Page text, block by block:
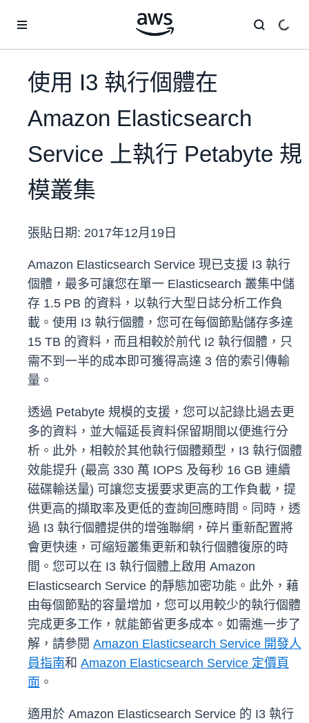
使用 I3 執行個體在
Amazon Elasticsearch
Service 上執行 Petabyte 規
模叢集
張貼日期: 2017年12月19日
Amazon Elasticsearch Service 現已支援 I3 執行
個體，最多可讓您在單一 Elasticsearch 叢集中儲
存 1.5 PB 的資料，以執行大型日誌分析工作負
載。使用 I3 執行個體，您可在每個節點儲存多達
15 TB 的資料，而且相較於前代 I2 執行個體，只
需不到一半的成本即可獲得高達 3 倍的索引傳輸
量。
透過 Petabyte 規模的支援，您可以記錄比過去更
多的資料，並大幅延長資料保留期間以便進行分
析。此外，相較於其他執行個體類型，I3 執行個體
效能提升 (最高 330 萬 IOPS 及每秒 16 GB 連續
磁碟輸送量) 可讓您支援要求更高的工作負載，提
供更高的擷取率及更低的查詢回應時間。同時，透
過 I3 執行個體提供的增強聯網，碎片重新配置將
會更快速，可縮短叢集更新和執行個體復原的時
間。您可以在 I3 執行個體上啟用 Amazon
Elasticsearch Service 的靜態加密功能。此外，藉
由每個節點的容量增加，您可以用較少的執行個體
完成更多工作，就能節省更多成本。如需進一步了
解，請參閱 Amazon Elasticsearch Service 開發人
員指南和 Amazon Elasticsearch Service 定價頁
面 。
適用於 Amazon Elasticsearch Service 的 I3 執行